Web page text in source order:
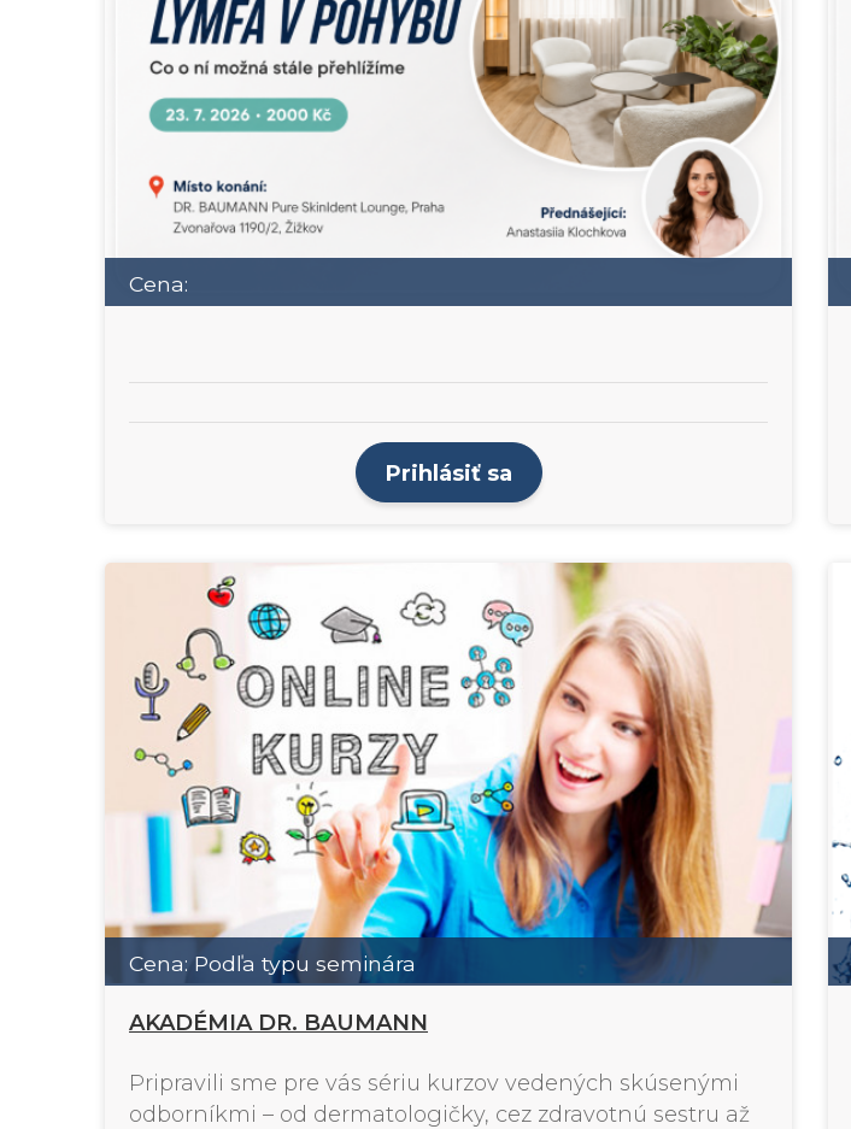
Cena:
Prihlásiť sa
Cena: Podľa typu seminára
AKADÉMIA DR. BAUMANN
Pripravili sme pre vás sériu kurzov vedených skúsenými
odborníkmi – od dermatologičky, cez zdravotnú sestru až